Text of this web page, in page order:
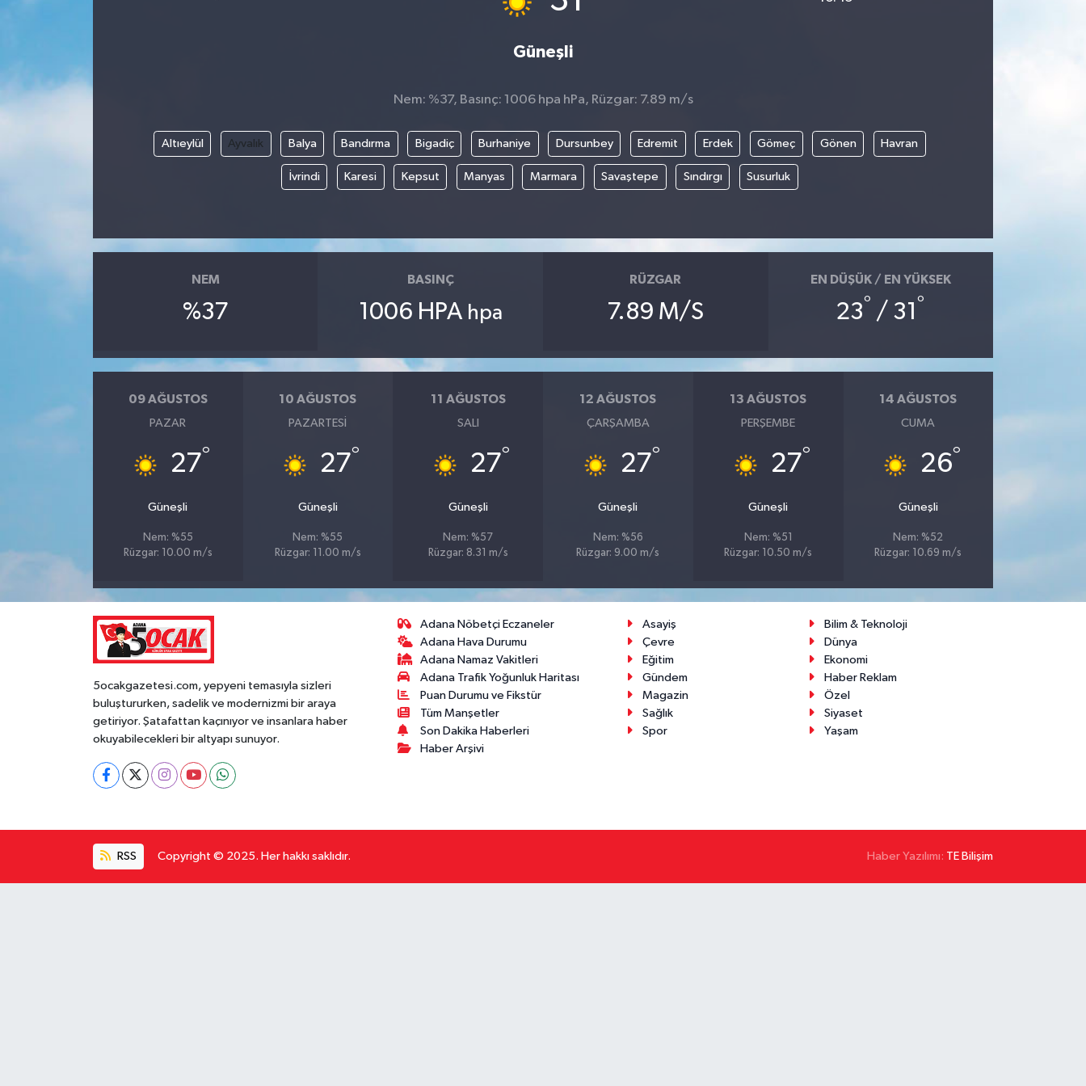
Güneşli
Nem: %37, Basınç: 1006 hpa hPa, Rüzgar: 7.89 m/s
Altıeylül Ayvalık Balya Bandırma Bigadiç Burhaniye Dursunbey Edremit Erdek Gömeç Gönen Havran
İvrindi Karesi Kepsut Manyas Marmara Savaştepe Sındırgı Susurluk
NEM
%37
BASINÇ
1006 HPA hpa
RÜZGAR
7.89 M/S
EN DÜŞÜK / EN YÜKSEK
23° / 31 °
09 AĞUSTOS
PAZAR
27°
Güneşli
Nem: %55
Rüzgar: 10.00 m/s
10 AĞUSTOS
PAZARTESI
27°
Güneşli
Nem: %55
Rüzgar: 11.00 m/s
11 AĞUSTOS
SALI
27°
Güneşli
Nem: %57
Rüzgar: 8.31 m/s
12 AĞUSTOS
ÇARŞAMBA
27°
Güneşli
Nem: %56
Rüzgar: 9.00 m/s
13 AĞUSTOS
PERŞEMBE
27°
Güneşli
Nem: %51
Rüzgar: 10.50 m/s
14 AĞUSTOS
CUMA
26°
Güneşli
Nem: %52
Rüzgar: 10.69 m/s
5ocakgazetesi.com, yepyeni temasıyla sizleri
buluştururken, sadelik ve modernizmi bir araya
getiriyor. Şatafattan kaçınıyor ve insanlara haber
okuyabilecekleri bir altyapı sunuyor.
Adana Nöbetçi Eczaneler
Adana Hava Durumu
Adana Namaz Vakitleri
Adana Trafik Yoğunluk Haritası
Puan Durumu ve Fikstür
Tüm Manşetler
Son Dakika Haberleri
Haber Arşivi
Asayiş
Bilim & Teknoloji
Çevre
Dünya
Eğitim
Ekonomi
Gündem
Haber Reklam
Magazin
Özel
Sağlık
Siyaset
Spor
Yaşam
RSS Copyright © 2025. Her hakkı saklıdır. Haber Yazılımı: TE Bilişim
Özel
Yurttan